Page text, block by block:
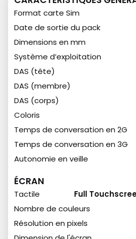
Format carte Sim
Date de sortie du pack
Dimensions en mm
Système d’exploitation
DAS (tête)
DAS (membre)
DAS (corps)
Coloris
Temps de conversation en 2G
Temps de conversation en 3G
Autonomie en veille
ÉCRAN
Tactile
Full
Nombre de couleurs
Résolution en pixels